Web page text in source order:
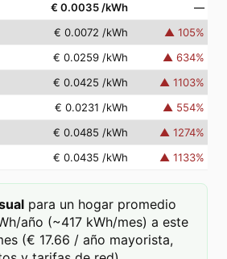
€ 0.0035 /kWh
—
€ 0.0072 /kWh ▲ 105%
€ 0.0259 /kWh ▲ 634%
€ 0.0425 /kWh ▲ 1103%
€ 0.0231 /kWh ▲ 554%
€ 0.0485 /kWh ▲ 1274%
€ 0.0435 /kWh ▲ 1133%
para un hogar promedio
año (~417 kWh/mes) a este
(€ 17.66 / año mayorista,